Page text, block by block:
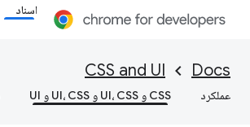
اسناد
Docs
CSS and UI
عملکرد CSS و UI، CSS و UI، CSS و UI